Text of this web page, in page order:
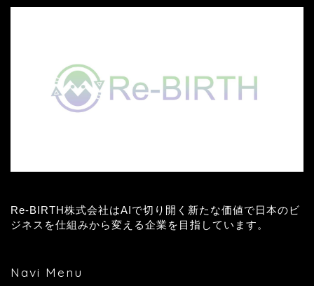
Re-BIRTH株式会社はAIで切り開く新たな価値で日本のビ
ジネスを仕組みから変える企業を目指しています。
Navi Menu